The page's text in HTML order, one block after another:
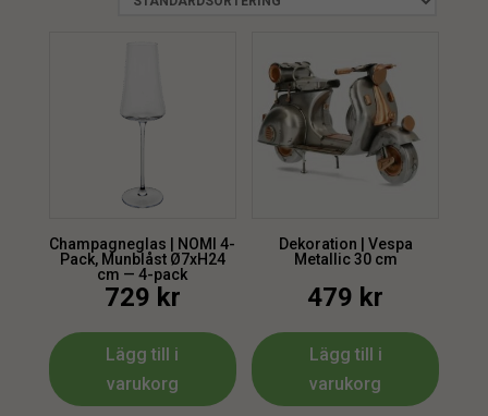
Champagneglas | NOMI 4-
Pack, Munblåst Ø7xH24
cm — 4-pack
729 kr
Lägg till i
varukorg
Dekoration | Vespa
Metallic 30 cm
479 kr
Lägg till i
varukorg